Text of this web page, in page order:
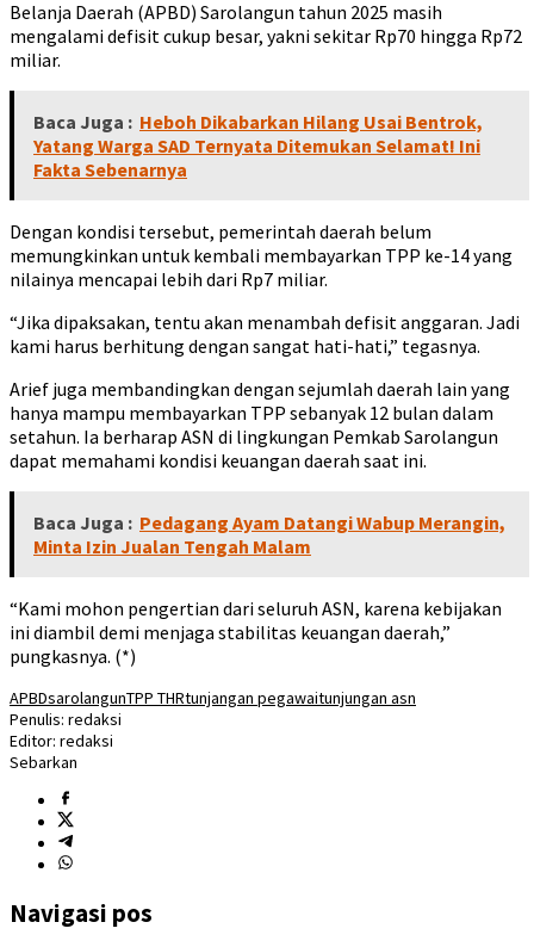
Belanja Daerah (APBD) Sarolangun tahun 2025 masih
mengalami defisit cukup besar, yakni sekitar Rp70 hingga Rp72
miliar.
Baca Juga : Heboh Dikabarkan Hilang Usai Bentrok,
Yatang Warga SAD Ternyata Ditemukan Selamat! Ini
Fakta Sebenarnya
Dengan kondisi tersebut, pemerintah daerah belum
memungkinkan untuk kembali membayarkan TPP ke-14 yang
nilainya mencapai lebih dari Rp7 miliar.
“Jika dipaksakan, tentu akan menambah defisit anggaran. Jadi
kami harus berhitung dengan sangat hati-hati,” tegasnya.
Arief juga membandingkan dengan sejumlah daerah lain yang
hanya mampu membayarkan TPP sebanyak 12 bulan dalam
setahun. Ia berharap ASN di lingkungan Pemkab Sarolangun
dapat memahami kondisi keuangan daerah saat ini.
Baca Juga : Pedagang Ayam Datangi Wabup Merangin,
Minta Izin Jualan Tengah Malam
“Kami mohon pengertian dari seluruh ASN, karena kebijakan
ini diambil demi menjaga stabilitas keuangan daerah,”
pungkasnya. (*)
APBDsarolangunTPP THRtunjangan pegawaitunjungan asn
Penulis: redaksi
Editor: redaksi
Sebarkan
Navigasi pos